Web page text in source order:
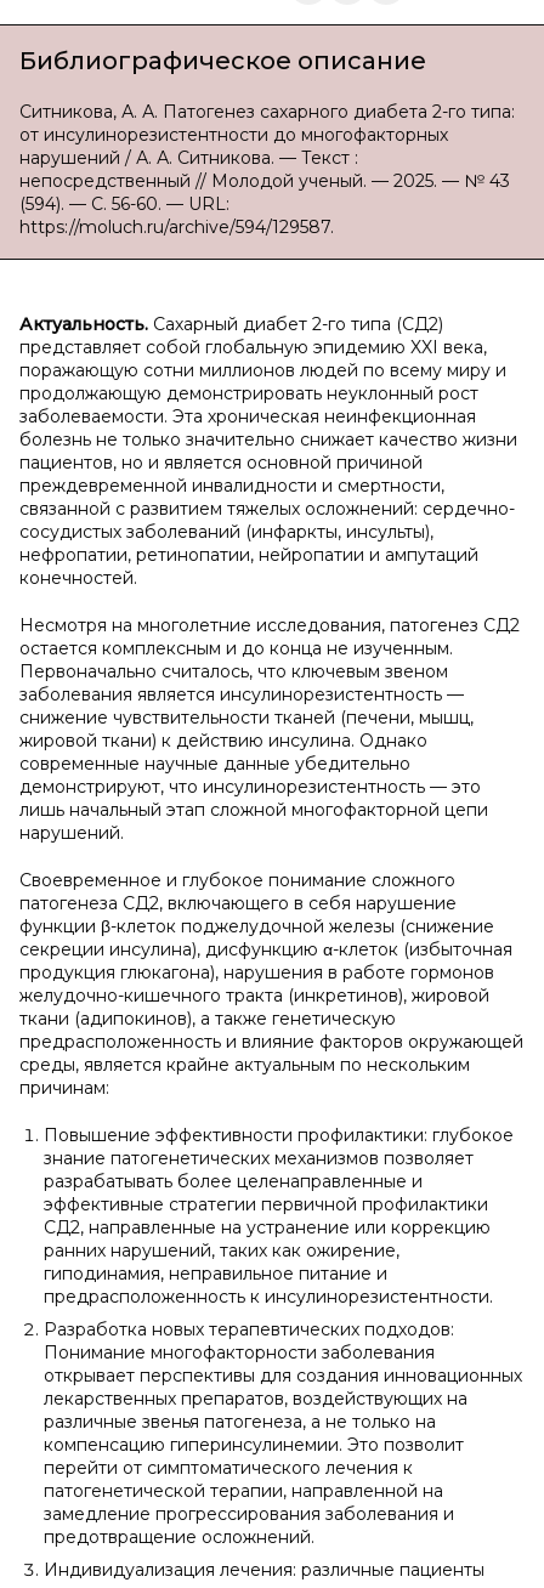
Библиографическое описание
Ситникова, А. А. Патогенез сахарного диабета 2-го типа:
от инсулинорезистентности до многофакторных
нарушений / А. А. Ситникова. — Текст :
непосредственный // Молодой ученый. — 2025. — № 43
(594). — С. 56-60. — URL:
https://moluch.ru/archive/594/129587.
Актуальность. Сахарный диабет 2-го типа (СД2)
представляет собой глобальную эпидемию XXI века,
поражающую сотни миллионов людей по всему миру и
продолжающую демонстрировать неуклонный рост
заболеваемости. Эта хроническая неинфекционная
болезнь не только значительно снижает качество жизни
пациентов, но и является основной причиной
преждевременной инвалидности и смертности,
связанной с развитием тяжелых осложнений: сердечно-
сосудистых заболеваний (инфаркты, инсульты),
нефропатии, ретинопатии, нейропатии и ампутаций
конечностей.
Несмотря на многолетние исследования, патогенез СД2
остается комплексным и до конца не изученным.
Первоначально считалось, что ключевым звеном
заболевания является инсулинорезистентность —
снижение чувствительности тканей (печени, мышц,
жировой ткани) к действию инсулина. Однако
современные научные данные убедительно
демонстрируют, что инсулинорезистентность — это
лишь начальный этап сложной многофакторной цепи
нарушений.
Своевременное и глубокое понимание сложного
патогенеза СД2, включающего в себя нарушение
функции β-клеток поджелудочной железы (снижение
секреции инсулина), дисфункцию α-клеток (избыточная
продукция глюкагона), нарушения в работе гормонов
желудочно-кишечного тракта (инкретинов), жировой
ткани (адипокинов), а также генетическую
предрасположенность и влияние факторов окружающей
среды, является крайне актуальным по нескольким
причинам:
Повышение эффективности профилактики: глубокое
знание патогенетических механизмов позволяет
разрабатывать более целенаправленные и
эффективные стратегии первичной профилактики
СД2, направленные на устранение или коррекцию
ранних нарушений, таких как ожирение,
гиподинамия, неправильное питание и
предрасположенность к инсулинорезистентности.
Разработка новых терапевтических подходов:
Понимание многофакторности заболевания
открывает перспективы для создания инновационных
лекарственных препаратов, воздействующих на
различные звенья патогенеза, а не только на
компенсацию гиперинсулинемии. Это позволит
перейти от симптоматического лечения к
патогенетической терапии, направленной на
замедление прогрессирования заболевания и
предотвращение осложнений.
Индивидуализация лечения: различные пациенты